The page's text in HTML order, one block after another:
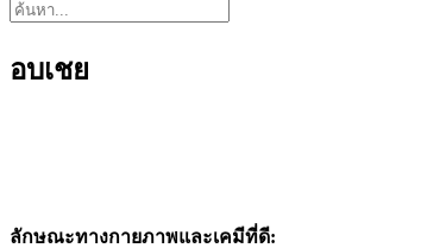
อบเชย
ลักษณะทางกายภาพและเคมีที่ดี: